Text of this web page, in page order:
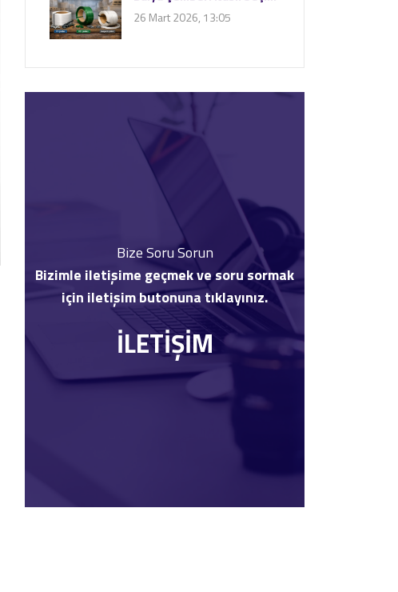
26 Mart 2026, 13:05
Bize Soru Sorun
Bizimle iletişime geçmek ve soru sormak
için iletişim butonuna tıklayınız.
İLETİŞİM